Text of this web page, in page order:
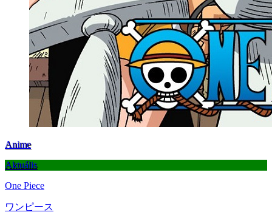
Anime
Aktuális
One Piece
ワンピース